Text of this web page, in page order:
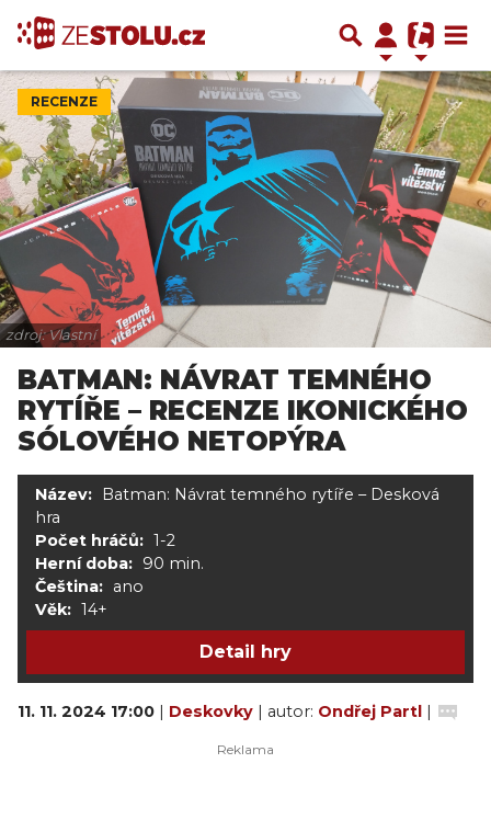
RECENZE
zdroj: Vlastní
BATMAN: NÁVRAT TEMNÉHO
RYTÍŘE – RECENZE IKONICKÉHO
SÓLOVÉHO NETOPÝRA
Název:
Batman: Návrat temného rytíře – Desková
hra
Počet hráčů: 1-2
Herní doba: 90 min.
Čeština: ano
Věk: 14+
Detail hry
11. 11. 2024 17:00 | Deskovky | autor: Ondřej Partl |